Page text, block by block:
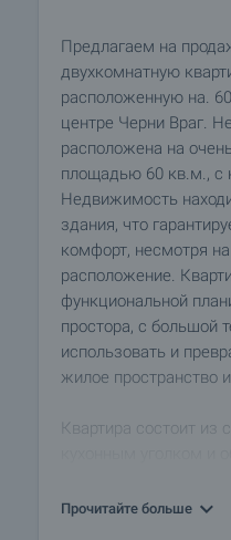
Предлагаем на
двухкомнатную
расположенную на.
центре Черни Враг.
расположена на
площадью 60 кв.м., с
Недвижимость
здания, что
комфорт, несмотря
расположение.
функциональной
простора, с большой
использовать и
жилое пространство
Квартира состоит из
полностью
Прочитайте больше